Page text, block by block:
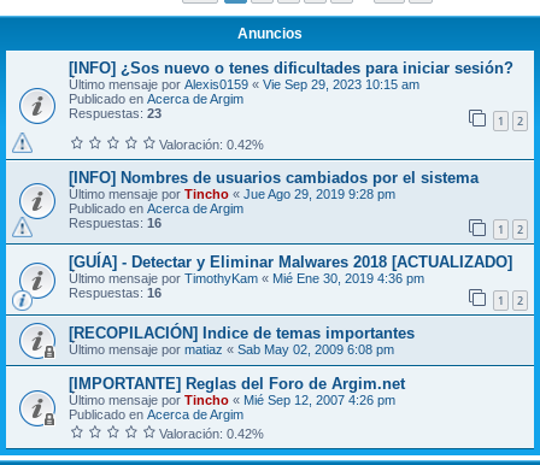
Anuncios
[INFO] ¿Sos nuevo o tenes dificultades para iniciar sesión?
Último mensaje por Alexis0159 « Vie Sep 29, 2023 10:15 am
Publicado en Acerca de Argim
Respuestas: 23 1 2
Valoración: 0.42%
[INFO] Nombres de usuarios cambiados por el sistema
Último mensaje por Tincho « Jue Ago 29, 2019 9:28 pm
Publicado en Acerca de Argim
Respuestas: 16 1 2
[GUÍA] - Detectar y Eliminar Malwares 2018 [ACTUALIZADO]
Último mensaje por TimothyKam « Mié Ene 30, 2019 4:36 pm
Respuestas: 16 1 2
[RECOPILACIÓN] Indice de temas importantes
Último mensaje por matiaz « Sab May 02, 2009 6:08 pm
[IMPORTANTE] Reglas del Foro de Argim.net
Último mensaje por Tincho « Mié Sep 12, 2007 4:26 pm
Publicado en Acerca de Argim
Valoración: 0.42%